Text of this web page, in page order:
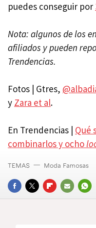
puedes conseguir por
Nota: algunos de los
afiliados y pueden
Trendencias.
Fotos | Gtres,
y Zara et al.
En Trendencias | Qué
combinarlos y ocho
FACEBOOK
TWITTERFLIPBOARD
E-
TEMAS Moda Famosas